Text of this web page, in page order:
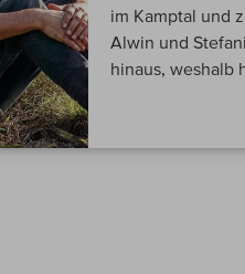
im Kamptal und
Alwin und
hinaus, weshalb